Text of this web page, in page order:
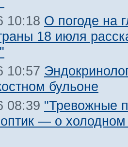
10:18 О погоде на
18 июля
10:57
бульоне
08:39 "Тревожные
— о холодном